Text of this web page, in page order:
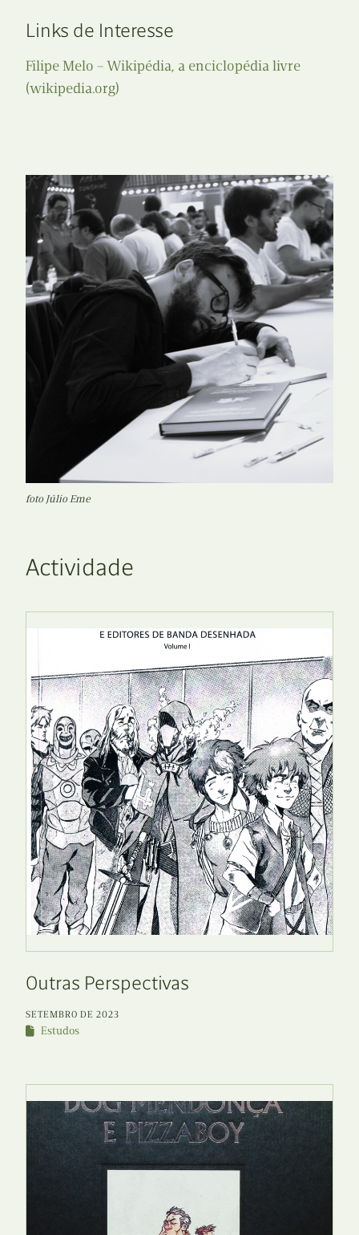
Links de Interesse
Filipe Melo – Wikipédia, a enciclopédia livre
(wikipedia.org)
foto Júlio Eme
Actividade
Outras Perspectivas
SETEMBRO DE 2023
Estudos